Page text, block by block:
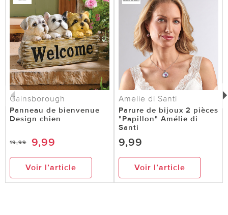
Gainsborough
Panneau de bienvenue
Design chien
19,99 9,99
Voir l’article
Amelie di Santi
Parure de bijoux 2 pièces
"Papillon" Amélie di
Santi
9,99
Voir l’article